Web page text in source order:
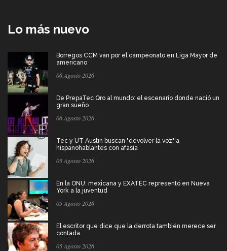
Lo más nuevo
Borregos CCM van por el campeonato en Liga Mayor de
americano
06 Agosto 2026
De PrepaTec Qro al mundo: el escenario donde nació un
gran sueño
06 Agosto 2026
Tec y UT Austin buscan "devolver la voz" a
hispanohablantes con afasia
05 Agosto 2026
En la ONU: mexicana y EXATEC representó en Nueva
York a la juventud
05 Agosto 2026
El escritor que dice que la derrota también merece ser
contada
05 Agosto 2026